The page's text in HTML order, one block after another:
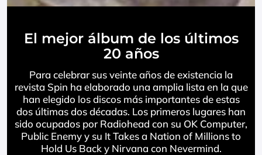
El mejor álbum de los últimos
20 años
Para celebrar sus veinte años de existencia la
revista Spin ha elaborado una amplia lista en la que
han elegido los discos más importantes de estas
dos últimas dos décadas. Los primeros lugares han
sido ocupados por Radiohead con su OK Computer,
Public Enemy y su It Takes a Nation of Millions to
Hold Us Back y Nirvana con Nevermind.